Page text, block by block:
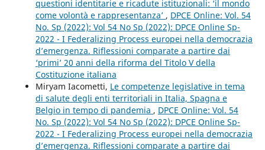
questioni identitarie e ricadute istituzionali: ‘il mondo
come volontà e rappresentanza’ , DPCE Online: Vol. 54
No. Sp (2022): Vol 54 No Sp (2022): DPCE Online Sp-
2022 - I Federalizing Process europei nella democrazia
d’emergenza. Riflessioni comparate a partire dai
‘primi’ 20 anni della riforma del Titolo V della
Costituzione italiana
Miryam Iacometti, Le competenze legislative in tema
di salute degli enti territoriali in Italia, Spagna e
Belgio in tempo di pandemia , DPCE Online: Vol. 54
No. Sp (2022): Vol 54 No Sp (2022): DPCE Online Sp-
2022 - I Federalizing Process europei nella democrazia
d’emergenza. Riflessioni comparate a partire dai